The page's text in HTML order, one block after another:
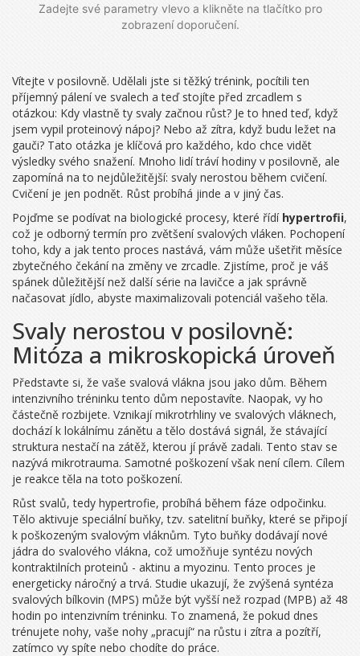
Zadejte své parametry vlevo a klikněte na tlačítko pro
zobrazení doporučení.
Vítejte v posilovně. Udělali jste si těžký trénink, pocítili ten
příjemný pálení ve svalech a teď stojíte před zrcadlem s
otázkou: Kdy vlastně ty svaly začnou růst? Je to hned teď, když
jsem vypil proteinový nápoj? Nebo až zítra, když budu ležet na
gauči? Tato otázka je klíčová pro každého, kdo chce vidět
výsledky svého snažení. Mnoho lidí tráví hodiny v posilovně, ale
zapomíná na to nejdůležitější: svaly nerostou během cvičení.
Cvičení je jen podnět. Růst probíhá jinde a v jiný čas.
Pojďme se podívat na biologické procesy, které řídí hypertrofii,
což je odborný termín pro zvětšení svalových vláken. Pochopení
toho, kdy a jak tento proces nastává, vám může ušetřit měsíce
zbytečného čekání na změny ve zrcadle. Zjistíme, proč je váš
spánek důležitější než další série na lavičce a jak správně
načasovat jídlo, abyste maximalizovali potenciál vašeho těla.
Svaly nerostou v posilovně:
Mitóza a mikroskopická úroveň
Představte si, že vaše svalová vlákna jsou jako dům. Během
intenzivního tréninku tento dům nepostavíte. Naopak, vy ho
částečně rozbijete. Vznikají mikrotrhliny ve svalových vláknech,
dochází k lokálnímu zánětu a tělo dostává signál, že stávající
struktura nestačí na zátěž, kterou jí právě zadali. Tento stav se
nazývá mikrotrauma. Samotné poškození však není cílem. Cílem
je reakce těla na toto poškození.
Růst svalů, tedy hypertrofie, probíhá během fáze odpočinku.
Tělo aktivuje speciální buňky, tzv. satelitní buňky, které se připojí
k poškozeným svalovým vláknům. Tyto buňky dodávají nové
jádra do svalového vlákna, což umožňuje syntézu nových
kontraktilních proteinů - aktinu a myozinu. Tento proces je
energeticky náročný a trvá. Studie ukazují, že zvýšená syntéza
svalových bílkovin (MPS) může být vyšší než rozpad (MPB) až 48
hodin po intenzivním tréninku. To znamená, že pokud dnes
trénujete nohy, vaše nohy „pracují“ na růstu i zítra a pozítří,
zatímco vy spíte nebo chodíte do práce.